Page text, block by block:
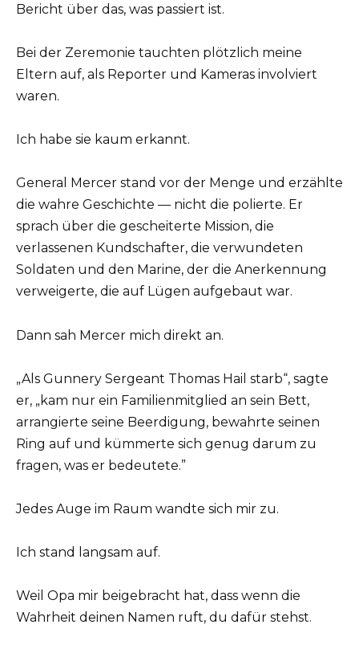
Bericht über das, was passiert ist.
Bei der Zeremonie tauchten plötzlich meine
Eltern auf, als Reporter und Kameras involviert
waren.
Ich habe sie kaum erkannt.
General Mercer stand vor der Menge und erzählte
die wahre Geschichte — nicht die polierte. Er
sprach über die gescheiterte Mission, die
verlassenen Kundschafter, die verwundeten
Soldaten und den Marine, der die Anerkennung
verweigerte, die auf Lügen aufgebaut war.
Dann sah Mercer mich direkt an.
„Als Gunnery Sergeant Thomas Hail starb“, sagte
er, „kam nur ein Familienmitglied an sein Bett,
arrangierte seine Beerdigung, bewahrte seinen
Ring auf und kümmerte sich genug darum zu
fragen, was er bedeutete.”
Jedes Auge im Raum wandte sich mir zu.
Ich stand langsam auf.
Weil Opa mir beigebracht hat, dass wenn die
Wahrheit deinen Namen ruft, du dafür stehst.